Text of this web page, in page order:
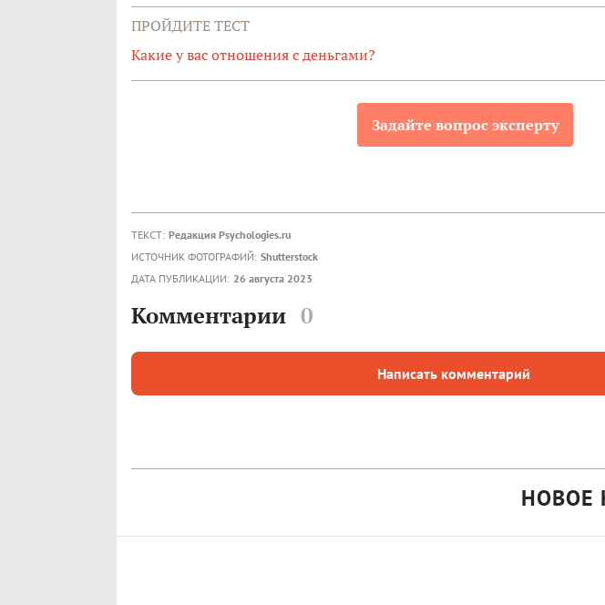
ПРОЙДИТЕ ТЕСТ
Какие у вас отношения с деньгами?
Задайте вопрос эксперту
ТЕКСТ: Редакция Psychologies.ru
ИСТОЧНИК ФОТОГРАФИЙ: Shutterstock
ДАТА ПУБЛИКАЦИИ: 26 августа 2023
Комментарии 0
Написать комментарий
НОВОЕ